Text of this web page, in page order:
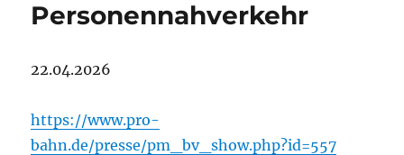
Personennahverkehr
22.04.2026
https://www.pro-
bahn.de/presse/pm_bv_show.php?id=557